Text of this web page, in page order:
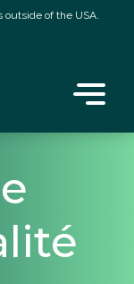
outside of the USA.